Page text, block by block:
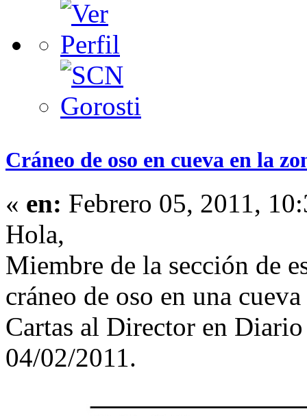
Cráneo de oso en cueva en la
« en: Febrero 05, 2011,
Hola,
Miembre de la sección de
cráneo de oso en una
Cartas al Director en
04/02/2011.